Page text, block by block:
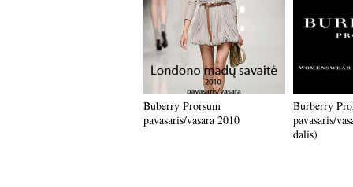
Buberry Prorsum
pavasaris/vasara 2010
Burberry
pavasaris/
dalis)